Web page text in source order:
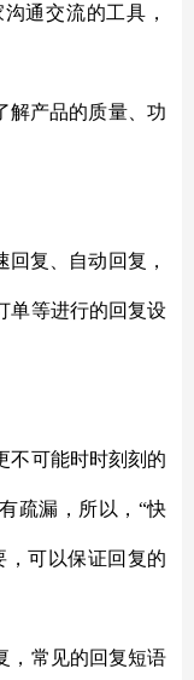
通交流的工具，
解产品的质量、功
复、自动回复，
单等进行的回复设
不可能时时刻刻的
疏漏，所以， “快
，可以保证回复的
，常见的回复短语